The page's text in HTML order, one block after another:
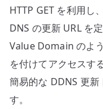
の
HTTP GET を利用し
DNS の更新 URL を
Value Domain のよ
を付けてアクセスす
簡易的な DDNS 更新
す。